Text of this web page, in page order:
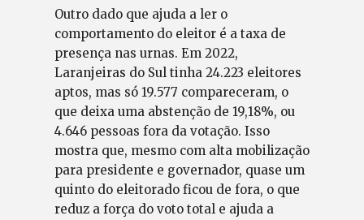
Outro dado que ajuda a ler o
comportamento do eleitor é a taxa de
presença nas urnas. Em 2022,
Laranjeiras do Sul tinha 24.223 eleitores
aptos, mas só 19.577 compareceram, o
que deixa uma abstenção de 19,18%, ou
4.646 pessoas fora da votação. Isso
mostra que, mesmo com alta mobilização
para presidente e governador, quase um
quinto do eleitorado ficou de fora, o que
reduz a força do voto total e ajuda a